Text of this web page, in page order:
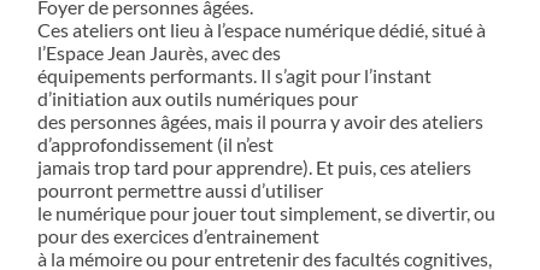
Foyer de personnes âgées.
Ces ateliers ont lieu à l’espace numérique dédié, situé à
l’Espace Jean Jaurès, avec des
équipements performants. Il s’agit pour l’instant
d’initiation aux outils numériques pour
des personnes âgées, mais il pourra y avoir des ateliers
d’approfondissement (il n’est
jamais trop tard pour apprendre). Et puis, ces ateliers
pourront permettre aussi d’utiliser
le numérique pour jouer tout simplement, se divertir, ou
pour des exercices d’entrainement
à la mémoire ou pour entretenir des facultés cognitives,